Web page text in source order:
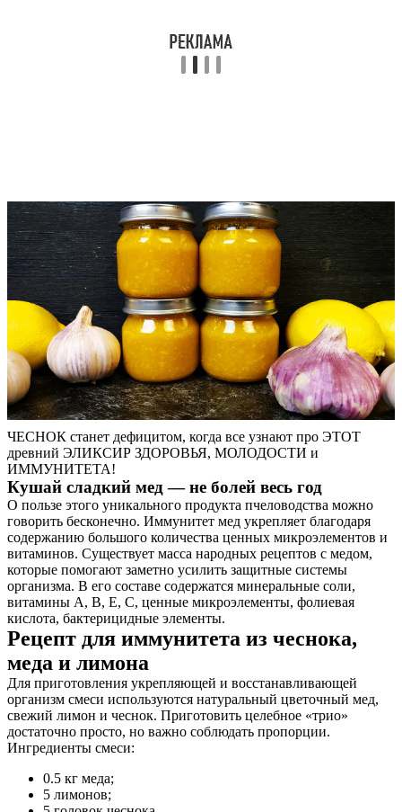
ЧЕСНОК станет дефицитом, когда все узнают про ЭТОТ
древний ЭЛИКСИР ЗДОРОВЬЯ, МОЛОДОСТИ и
ИММУНИТЕТА!
Кушай сладкий мед — не болей весь год
О пользе этого уникального продукта пчеловодства можно
говорить бесконечно. Иммунитет мед укрепляет благодаря
содержанию большого количества ценных микроэлементов и
витаминов. Существует масса народных рецептов с медом,
которые помогают заметно усилить защитные системы
организма. В его составе содержатся минеральные соли,
витамины А, В, Е, С, ценные микроэлементы, фолиевая
кислота, бактерицидные элементы.
Рецепт для иммунитета из чеснока,
меда и лимона
Для приготовления укрепляющей и восстанавливающей
организм смеси используются натуральный цветочный мед,
свежий лимон и чеснок. Приготовить целебное «трио»
достаточно просто, но важно соблюдать пропорции.
Ингредиенты смеси:
0.5 кг меда;
5 лимонов;